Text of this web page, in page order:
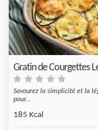
Gratin de Courgettes
Savourez la simplicité et la
pour...
185 Kcal